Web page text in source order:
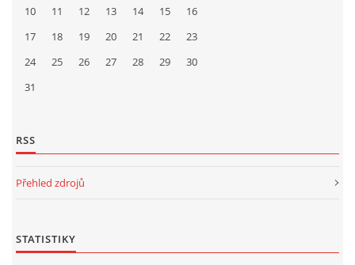
10
11 12 13 14 15
16
17
18 19 20 21 22
23
24
25 26 27 28 29
30
31
RSS
Přehled zdrojů
STATISTIKY